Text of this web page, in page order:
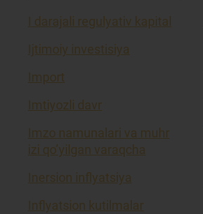
I darajali regulyativ kapital
Ijtimoiy investisiya
Import
Imtiyozli davr
Imzo namunalari va muhr
izi qo’yilgan varaqcha
Inersion inflyatsiya
Inflyatsion kutilmalar